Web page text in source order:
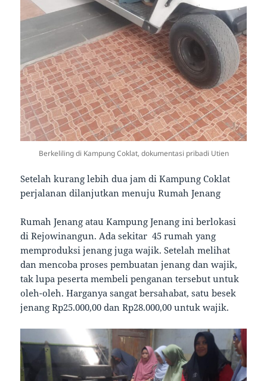
Berkeliling di Kampung Coklat, dokumentasi pribadi Utien
Setelah kurang lebih dua jam di Kampung Coklat
perjalanan dilanjutkan menuju Rumah Jenang
Rumah Jenang atau Kampung Jenang ini berlokasi
di Rejowinangun. Ada sekitar 45 rumah yang
memproduksi jenang juga wajik. Setelah melihat
dan mencoba proses pembuatan jenang dan wajik,
tak lupa peserta membeli penganan tersebut untuk
oleh-oleh. Harganya sangat bersahabat, satu besek
jenang Rp25.000,00 dan Rp28.000,00 untuk wajik.